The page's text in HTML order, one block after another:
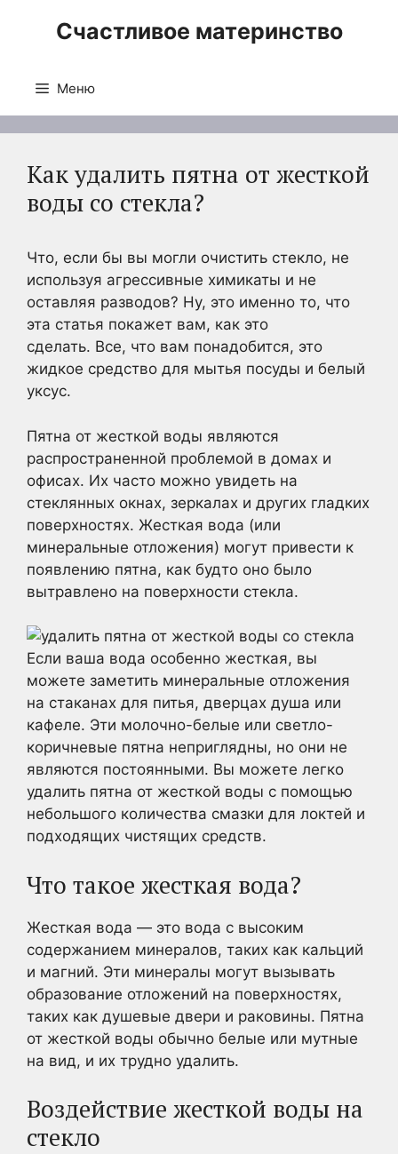
Счастливое материнство
Меню
Как удалить пятна от жесткой
воды со стекла?
Что, если бы вы могли очистить стекло, не
используя агрессивные химикаты и не
оставляя разводов? Ну, это именно то, что
эта статья покажет вам, как это
сделать. Все, что вам понадобится, это
жидкое средство для мытья посуды и белый
уксус.
Пятна от жесткой воды являются
распространенной проблемой в домах и
офисах. Их часто можно увидеть на
стеклянных окнах, зеркалах и других гладких
поверхностях. Жесткая вода (или
минеральные отложения) могут привести к
появлению пятна, как будто оно было
вытравлено на поверхности стекла.
Если ваша вода особенно жесткая, вы
можете заметить минеральные отложения
на стаканах для питья, дверцах душа или
кафеле. Эти молочно-белые или светло-
коричневые пятна неприглядны, но они не
являются постоянными. Вы можете легко
удалить пятна от жесткой воды с помощью
небольшого количества смазки для локтей и
подходящих чистящих средств.
Что такое жесткая вода?
Жесткая вода — это вода с высоким
содержанием минералов, таких как кальций
и магний. Эти минералы могут вызывать
образование отложений на поверхностях,
таких как душевые двери и раковины. Пятна
от жесткой воды обычно белые или мутные
на вид, и их трудно удалить.
Воздействие жесткой воды на
стекло